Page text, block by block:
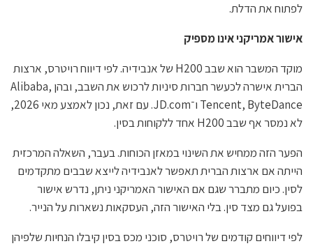
לפתוח את הדלת.
אישור אמריקני אינו מספיק
מוקד המשבר הוא שבב H200 של אנבידיה. לפי דיווח רויטרס, ארצות
הברית אישרה לכעשר חברות סיניות לרכוש את השבב, ובהן Alibaba,
Tencent, ByteDance ו־JD.com. עם זאת, נכון לאמצע מאי 2026,
לא נמסר אף שבב H200 אחד ללקוחות בסין.
הפער הזה ממחיש את השינוי במאזן הכוחות. בעבר, השאלה המרכזית
הייתה אם ארצות הברית תאפשר לאנבידיה לייצא שבבים מתקדמים
לסין. כיום מתברר שגם אם האישור האמריקני ניתן, נדרש אישור
בפועל גם מצד סין. בלי האישור הזה, העסקאות נשארות על הנייר.
לפי דיווחים קודמים של רויטרס, סוכני מכס בסין קיבלו הנחיות שלפיהן